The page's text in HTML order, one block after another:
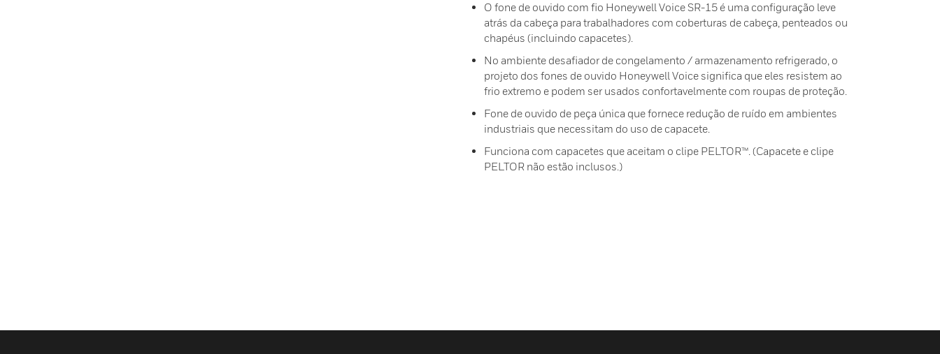
O fone de ouvido com fio Honeywell Voice SR-15 é uma configuração leve
atrás da cabeça para trabalhadores com coberturas de cabeça, penteados ou
chapéus (incluindo capacetes).
No ambiente desafiador de congelamento / armazenamento refrigerado, o
projeto dos fones de ouvido Honeywell Voice significa que eles resistem ao
frio extremo e podem ser usados ​​confortavelmente com roupas de proteção.
Fone de ouvido de peça única que fornece redução de ruído em ambientes
industriais que necessitam do uso de capacete.
Funciona com capacetes que aceitam o clipe PELTOR™. (Capacete e clipe
PELTOR não estão inclusos.)